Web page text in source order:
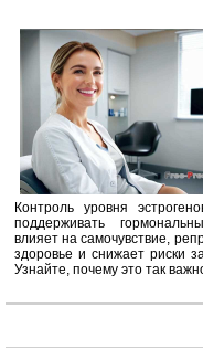
Контроль уровня
поддерживать
влияет на самочувствие,
здоровье и снижает риски
Узнайте, почему это так